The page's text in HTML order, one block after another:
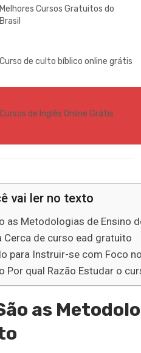
Melhores Cursos Gratuitos do
Brasil
Curso de culto bíblico online grátis
Cursos de Inglês Online Grátis
vai ler no texto
as Metodologias de Ensino
Cerca de curso ead gratuito
para Instruir-se com Foco
Por qual Razão Estudar o
as